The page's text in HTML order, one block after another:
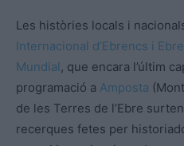
Les històries locals i
Internacional d’Ebrencs i
Mundial, que encara l’últim
programació a Amposta
de les Terres de l’Ebre
recerques fetes per